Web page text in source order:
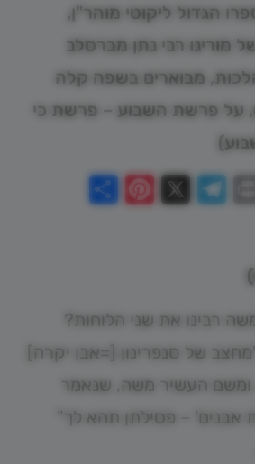
הגדול ליקוטי מוהר"ן,
מורינו רבי נתן מברסלב
מבוארים בשפה קלה
על פרשת השבוע – פרשת כי
WhatsApp
Print
Telegram
X
רבינו את שני הלוחות?
של סנפרינון [=אבן יקרה]
ומשם העשיר משה, שנאמר
אבנים' – פסילתן תהא לך"